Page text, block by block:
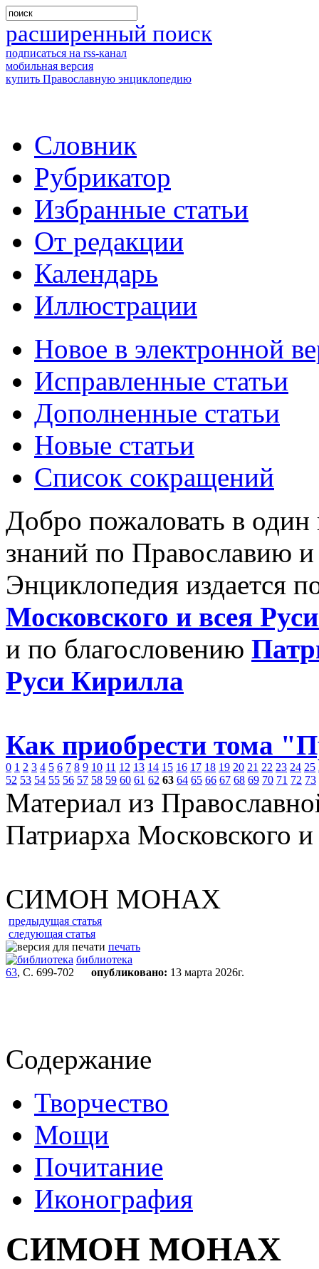
расширенный поиск
подписаться на rss-канал
мобильная версия
купить Православную энциклопедию
Словник
Рубрикатор
Избранные статьи
От редакции
Календарь
Иллюстрации
Новое в электронной
Исправленные статьи
Дополненные статьи
Новые статьи
Список сокращений
Добро пожаловать в
знаний по Православию
Энциклопедия издается
Московского и всея
и по благословению
Руси Кирилла
Как приобрести тома
0 1 2 3 4 5 6 7 8 9 10 11 12 13 14 15 16 17 18 19 20 21 22 23 24 25
52 53 54 55 56 57 58 59 60 61 62 63 64 65 66 67 68 69 70 71 72 73
Материал из
Патриарха Московского
СИМОН МОНАХ
предыдущая статья
следующая статья
печать
библиотека
63, С. 699-702 опубликовано: 13 марта 2026г.
Содержание
Творчество
Мощи
Почитание
Иконография
СИМОН МОНАХ